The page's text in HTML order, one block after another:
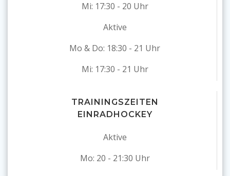
Mi: 17:30 - 20 Uhr
Aktive
Mo & Do: 18:30 - 21 Uhr
Mi: 17:30 - 21 Uhr
TRAININGSZEITEN
EINRADHOCKEY
Aktive
Mo: 20 - 21:30 Uhr